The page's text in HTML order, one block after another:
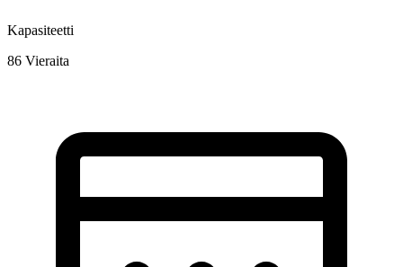
Kapasiteetti
86 Vieraita